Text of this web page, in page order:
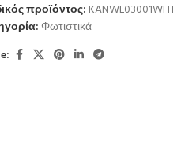
προϊόντος: KANWL03001WHT
Φωτιστικά